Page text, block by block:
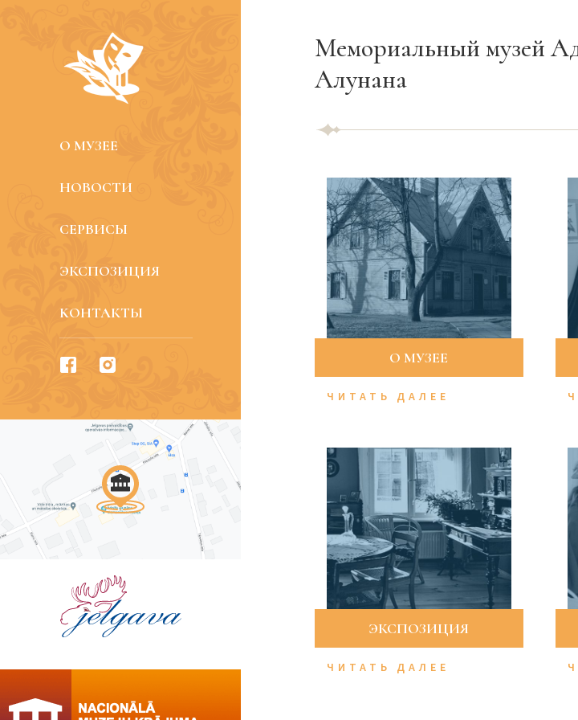
O МУЗЕЕ
НОВОСТИ
СЕРВИСЫ
ЭКСПОЗИЦИЯ
KОНТАКТЫ
Мемориальный музей
Алунана
O МУЗЕЕ
ЧИТАТЬ ДАЛЕЕ
ЭКСПОЗИЦИЯ
ЧИТАТЬ ДАЛЕЕ